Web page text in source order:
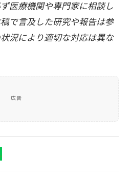
医療機関や専門家に相談し
で言及した研究や報告は参
況により適切な対応は異な
広告